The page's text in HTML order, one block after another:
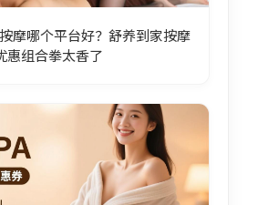
摩哪个平台好？舒养到家按摩
惠组合拳太香了